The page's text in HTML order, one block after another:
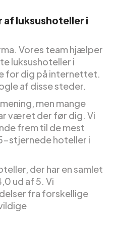
af luksushoteller i
Vores team hjælper
luksushoteller i
for dig på internettet.
af disse steder.
men mange
været der før dig. Vi
frem til de mest
stjernede hoteller i
der har en samlet
ud af 5. Vi
fra forskellige